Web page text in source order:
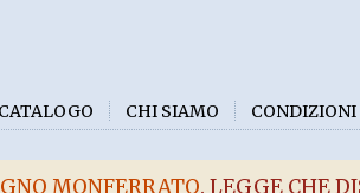
CATALOGO CHI SIAMO
MONFERRATO. LEGGE CHE